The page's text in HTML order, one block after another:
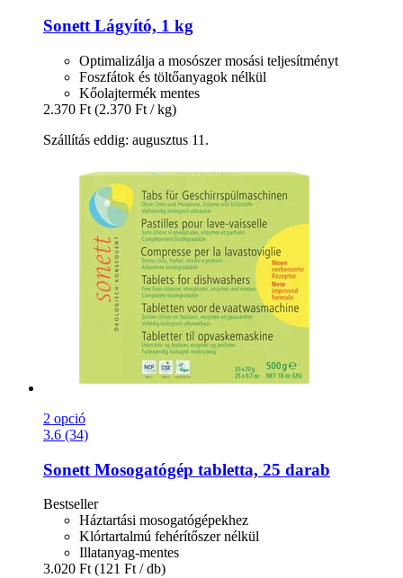
SonettLágyító, 1 kg
Optimalizálja a mosószer mosási teljesítményt
Foszfátok és töltőanyagok nélkül
Kőolajtermék mentes
2.370 Ft (2.370 Ft / kg)
Szállítás eddig: augusztus 11.
2 opció
3.6 (34)
Sonett Mosogatógép tabletta, 25 darab
Bestseller
Háztartási mosogatógépekhez
Klórtartalmú fehérítőszer nélkül
Illatanyag-mentes
3.020 Ft (121 Ft / db)